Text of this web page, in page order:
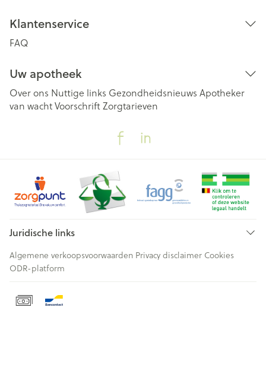
Klantenservice
FAQ
Uw apotheek
Over ons Nuttige links Gezondheidsnieuws Apotheker
van wachtVoorschriftZorgtarieven
Juridische links
Algemene verkoopsvoorwaarden Privacy disclaimer Cookies
ODR-platform